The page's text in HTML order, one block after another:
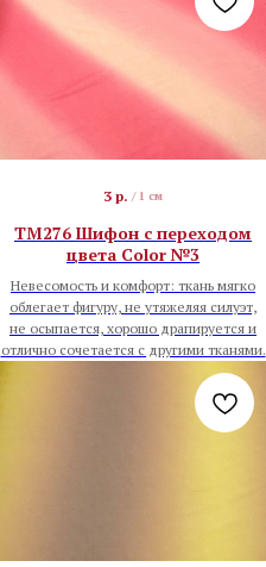
3 р. / 1 см
TM276 Шифон с переходом
цвета Color №3
Невесомость и комфорт: ткань мягко
облегает фигуру, не утяжеляя силуэт,
не осыпается, хорошо драпируется и
отлично сочетается с другими тканями.